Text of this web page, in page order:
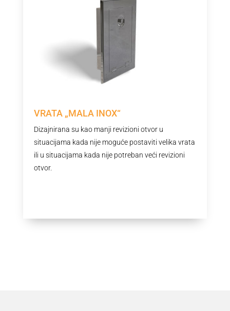
VRATA „MALA INOX“
Dizajnirana su kao manji revizioni otvor u
situacijama kada nije moguće postaviti velika vrata
ili u situacijama kada nije potreban veći revizioni
otvor.